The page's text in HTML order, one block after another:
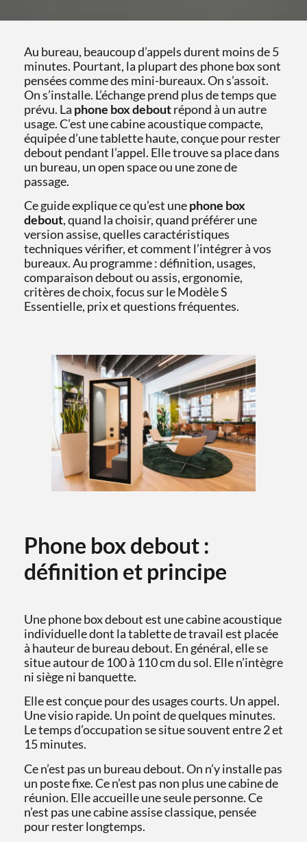
Au bureau, beaucoup d’appels durent moins de 5
minutes. Pourtant, la plupart des phone box sont
pensées comme des mini-bureaux. On s’assoit.
On s’installe. L’échange prend plus de temps que
prévu. La phone box deboutrépond à un autre
usage. C’est une cabine acoustique compacte,
équipée d’une tablette haute, conçue pour rester
debout pendant l’appel. Elle trouve sa place dans
un bureau, un open space ou une zone de
passage.
Ce guide explique ce qu’est unephone box
debout, quand la choisir, quand préférer une
version assise, quelles caractéristiques
techniques vérifier, et comment l’intégrer à vos
bureaux. Au programme : définition, usages,
comparaison debout ou assis, ergonomie,
critères de choix, focus sur le Modèle S
Essentielle, prix et questions fréquentes.
Phone box debout :
définition et principe
Une phone box debout est une cabine acoustique
individuelle dont la tablette de travail est placée
à hauteur de bureau debout. En général, elle se
situe autour de 100 à 110 cm du sol. Elle n’intègre
ni siège ni banquette.
Elle est conçue pour des usages courts. Un appel.
Une visio rapide. Un point de quelques minutes.
Le temps d’occupation se situe souvent entre 2 et
15 minutes.
Ce n’est pas un bureau debout. On n’y installe pas
un poste fixe. Ce n’est pas non plus une cabine de
réunion. Elle accueille une seule personne. Ce
n’est pas une cabine assise classique, pensée
pour rester longtemps.